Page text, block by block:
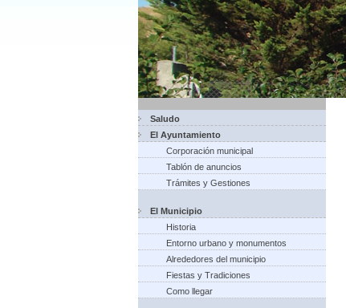
Saludo
El Ayuntamiento
Corporación municipal
Tablón de anuncios
Trámites y Gestiones
El Municipio
Historia
Entorno urbano y monumentos
Alrededores del municipio
Fiestas y Tradiciones
Como llegar